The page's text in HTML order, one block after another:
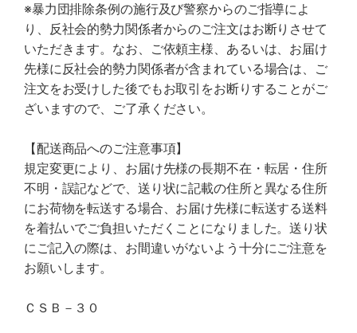
※暴力団排除条例の施行及び警察からのご指導によ
り、反社会的勢力関係者からのご注文はお断りさせて
いただきます。なお、ご依頼主様、あるいは、お届け
先様に反社会的勢力関係者が含まれている場合は、ご
注文をお受けした後でもお取引をお断りすることがご
ざいますので、ご了承ください。
【配送商品へのご注意事項】
規定変更により、お届け先様の長期不在・転居・住所
不明・誤記などで、送り状に記載の住所と異なる住所
にお荷物を転送する場合、お届け先様に転送する送料
を着払いでご負担いただくことになりました。送り状
にご記入の際は、お間違いがないよう十分にご注意を
お願いします。
ＣＳＢ－３０